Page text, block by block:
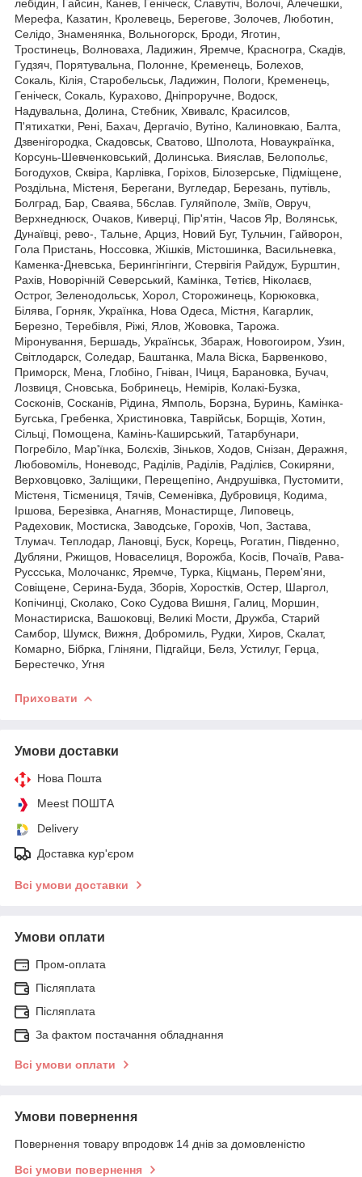
лебідин, Гайсин, Канев, Геніческ, Славутіч, Волочі, Алечешки,
Мерефа, Казатин, Кролевець, Берегове, Золочев, Люботин,
Селідо, Знаменянка, Вольногорск, Броди, Яготин,
Тростинець, Волноваха, Ладижин, Яремче, Красногра, Скадів,
Гудзяч, Порятувальна, Полонне, Кременець, Болехов,
Сокаль, Кілія, Старобельськ, Ладижин, Пологи, Кременець,
Геніческ, Сокаль, Курахово, Дніпроручне, Водоск,
Надувальна, Долина, Стебник, Хвивалс, Красилсов,
П'ятихатки, Рені, Бахач, Дергачіо, Вутіно, Калиновкаю, Балта,
Дзвенігородка, Скадовськ, Сватово, Шполота, Новаукраїнка,
Корсунь-Шевченковський, Долинська. Вияслав, Белопольє,
Богодухов, Сквіра, Карлівка, Горіхов, Білозерське, Підміщене,
Роздільна, Містеня, Берегани, Вугледар, Березань, путівль,
Болград, Бар, Сваява, 56слав. Гуляйполе, Зміїв, Овруч,
Верхнеднюск, Очаков, Киверці, Пір'ятін, Часов Яр, Волянськ,
Дунаївці, рево-, Тальне, Арциз, Новий Буг, Тульчин, Гайворон,
Гола Пристань, Носсовка, Жішків, Містошинка, Васильневка,
Каменка-Дневська, Берингінгінги, Стервігія Райдуж, Бурштин,
Рахів, Новорічній Северський, Камінка, Тетієв, Ніколаєв,
Острог, Зеленодольськ, Хорол, Сторожинець, Корюковка,
Білява, Горняк, Українка, Нова Одеса, Містня, Кагарлик,
Березно, Теребівля, Ріжі, Ялов, Жововка, Тарожа.
Міронування, Бершадь, Українськ, Збараж, Новогоиром, Узин,
Світлодарск, Соледар, Баштанка, Мала Віска, Барвенково,
Приморск, Мена, Глобіно, Гніван, ІЧиця, Барановка, Бучач,
Лозвиця, Сновська, Бобринець, Немірів, Колакі-Бузка,
Сосконів, Сосканів, Рідина, Ямполь, Борзна, Буринь, Камінка-
Бугська, Гребенка, Христиновка, Таврійськ, Борщів, Хотин,
Сільці, Помощена, Камінь-Каширський, Татарбунари,
Погребіло, Мар'їнка, Болєхів, Зіньков, Ходов, Снізан, Деражня,
Любовоміль, Ноневодс, Раділів, Раділів, Раділієв, Сокиряни,
Верховцовко, Заліщики, Перещепіно, Андрушівка, Пустомити,
Містеня, Тісмениця, Тячів, Семенівка, Дубровиця, Кодима,
Іршова, Березівка, Анагняв, Монастирще, Липовець,
Радеховик, Мостиска, Заводське, Горохів, Чоп, Застава,
Тлумач. Теплодар, Лановці, Буск, Корець, Рогатин, Південно,
Дубляни, Ржищов, Новаселиця, Ворожба, Косів, Почаїв, Рава-
Руссська, Молочанкс, Яремче, Турка, Кіцмань, Перем'яни,
Совіщене, Серина-Буда, Зборів, Хоростків, Остер, Шаргол,
Копічинці, Сколако, Соко Судова Вишня, Галиц, Моршин,
Монастириска, Вашоковці, Великі Мости, Дружба, Старий
Самбор, Шумск, Вижня, Добромиль, Рудки, Хиров, Скалат,
Комарно, Бібрка, Гліняни, Підгайци, Белз, Устилуг, Герца,
Берестечко, Угня
Приховати
Умови доставки
Нова Пошта
Meest ПОШТА
Delivery
Доставка кур'єром
Всі умови доставки
Умови оплати
Пром-оплата
Післяплата
Післяплата
За фактом постачання обладнання
Всі умови оплати
Умови повернення
Повернення товару впродовж 14 днів за домовленістю
Всі умови повернення